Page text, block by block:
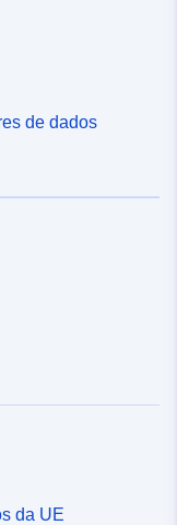
de dados
da UE